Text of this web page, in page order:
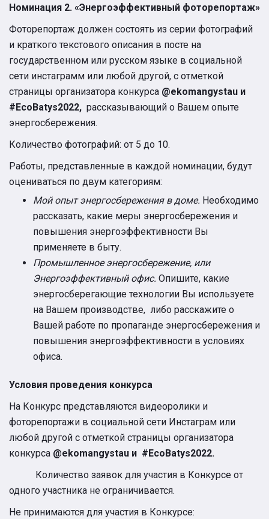
Номинация 2. «Энергоэффективный фоторепортаж»
Фоторепортаж должен состоять из серии фотографий
и краткого текстового описания в посте на
государственном или русском языке в социальной
сети инстаграмм или любой другой, с отметкой
страницы организатора конкурса @ekomangystau и
#EcoBatys2022, рассказывающий о Вашем опыте
энергосбережения.
Количество фотографий: от 5 до 10.
Работы, представленные в каждой номинации, будут
оцениваться по двум категориям:
Мой опыт энергосбережения в доме. Необходимо
рассказать, какие меры энергосбережения и
повышения энергоэффективности Вы
применяете в быту.
Промышленное энергосбережение, или
Энергоэффективный офис. Опишите, какие
энергосберегающие технологии Вы используете
на Вашем производстве, либо расскажите о
Вашей работе по пропаганде энергосбережения и
повышения энергоэффективности в условиях
офиса.
Условия проведения конкурса
На Конкурс представляются видеоролики и
фоторепортажи в социальной сети Инстаграм или
любой другой с отметкой страницы организатора
конкурса @ekomangystau и #EcoBatys2022.
Количество заявок для участия в Конкурсе от
одного участника не ограничивается.
Не принимаются для участия в Конкурсе: